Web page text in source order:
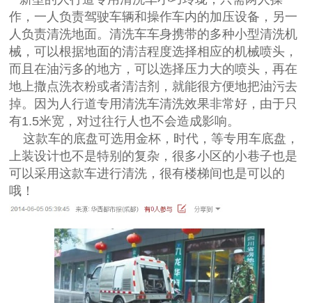
作，一人负责驾驶车辆和操作车内的加压设备，另一
人负责清洗地面。清洗车车身携带的多种小型清洗机
械，可以根据地面的清洁程度选择相应的机械喷头，
而且在油污多的地方，可以选择压力大的喷头，再在
地上撒点洗衣粉或者清洁剂，就能很方便地把油污去
掉。因为人行道专用清洗车清洗效果非常好，由于只
有1.5米宽，对过往行人也不会造成影响。
这款车的底盘可选用金杯，时代，等专用车底盘，
上装设计也不是特别的复杂，很多小区的小巷子也是
可以采用这款车进行清洗，很有楼梯间也是可以的
哦！